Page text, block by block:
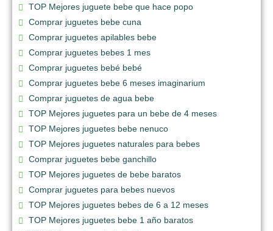
TOP Mejores juguete bebe que hace popo
Comprar juguetes bebe cuna
Comprar juguetes apilables bebe
Comprar juguetes bebes 1 mes
Comprar juguetes bebé bebé
Comprar juguetes bebe 6 meses imaginarium
Comprar juguetes de agua bebe
TOP Mejores juguetes para un bebe de 4 meses
TOP Mejores juguetes bebe nenuco
TOP Mejores juguetes naturales para bebes
Comprar juguetes bebe ganchillo
TOP Mejores juguetes de bebe baratos
Comprar juguetes para bebes nuevos
TOP Mejores juguetes bebes de 6 a 12 meses
TOP Mejores juguetes bebe 1 año baratos